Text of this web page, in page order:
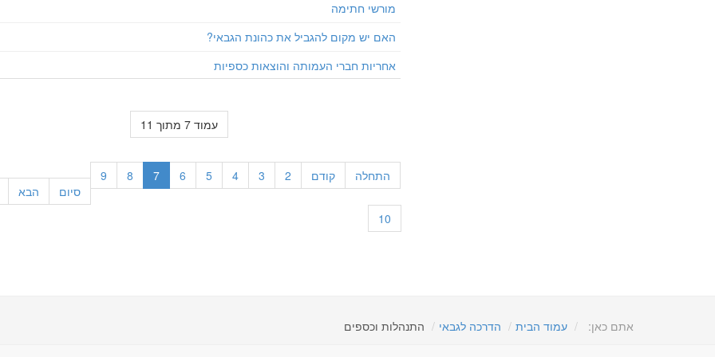
מורשי חתימה
האם יש מקום להגביל את כהונת הגבאי?
אחריות חברי העמותה והוצאות כספיות
עמוד 7 מתוך 11
התחלה קודם 2
3
4
5
6
7
8
9
10
הבא סיום
אתם כאן: עמוד הבית הדרכה לגבאי התנהלות וכספים